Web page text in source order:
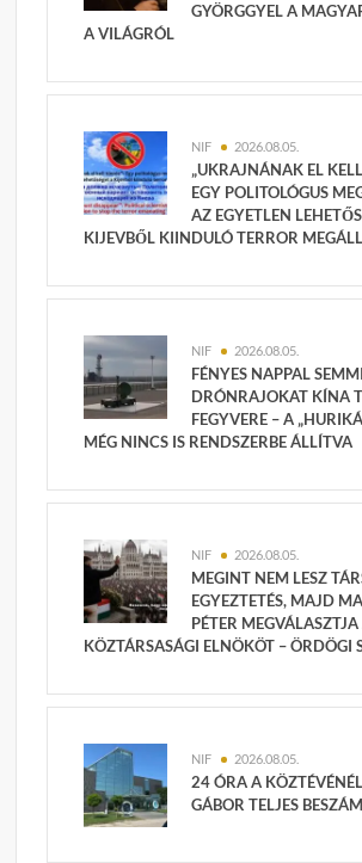
GYÖRGGYEL A
A VILÁGRÓL
NIF 2026.08.05.
„UKRAJNÁNAK EL
EGY POLITOLÓGUS
AZ EGYETLEN
KIJEVBŐL KIINDULÓ TERROR
NIF 2026.08.05.
FÉNYES NAPPAL
DRÓNRAJOKAT KÍNA
FEGYVERE – A
MÉG NINCS IS RENDSZERBE ÁLLÍTVA
NIF 2026.08.05.
MEGINT NEM LESZ
EGYEZTETÉS, MAJD
PÉTER
KÖZTÁRSASÁGI ELNÖKÖT – ÖRDÖGI
NIF 2026.08.05.
24 ÓRA A
GÁBOR TELJES